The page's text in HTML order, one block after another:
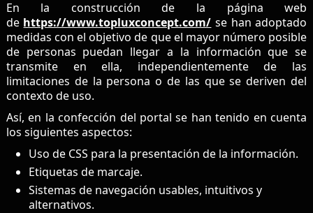
En la construcción de la página web
de https://www.topluxconcept.com/ se han adoptado
medidas con el objetivo de que el mayor número posible
de personas puedan llegar a la información que se
transmite en ella, independientemente de las
limitaciones de la persona o de las que se deriven del
contexto de uso.
Así, en la confección del portal se han tenido en cuenta
los siguientes aspectos:
Uso de CSS para la presentación de la información.
Etiquetas de marcaje.
Sistemas de navegación usables, intuitivos y
alternativos.